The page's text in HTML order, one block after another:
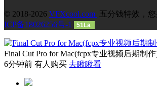
© 2018-2026 VFXcool.com 五分钱特效，
ICP备18026256号-1
51La
Final Cut Pro for Mac(fcpx专业视频后期制
6分钟前 有人购买 去瞅瞅看